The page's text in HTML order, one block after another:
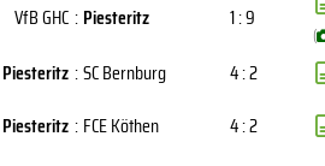
VfB GHC : Piesteritz 1 : 9
(
Piesteritz :SC Bernburg
4 : 2
Piesteritz : FCE Köthen
4 : 2